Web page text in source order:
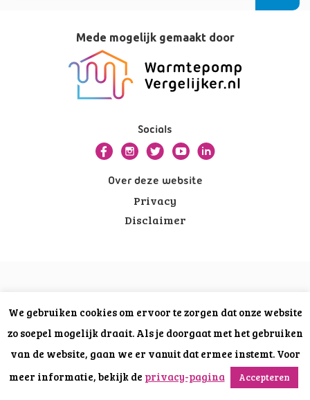
Mede mogelijk gemaakt door
Socials
Over deze website
Privacy
Disclaimer
We gebruiken cookies om ervoor te zorgen dat onze website
zo soepel mogelijk draait. Als je doorgaat met het gebruiken
van de website, gaan we er vanuit dat ermee instemt. Voor
meer informatie, bekijk de privacy-pagina Accepteren